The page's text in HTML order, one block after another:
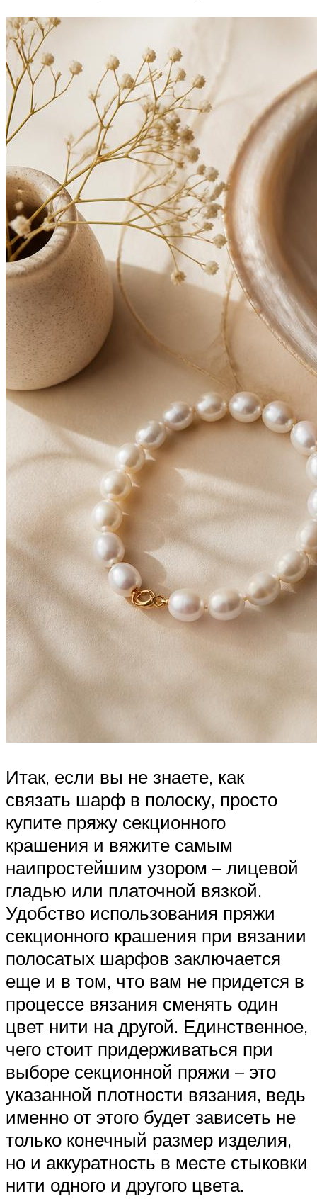
Итак, если вы не знаете, как
связать шарф в полоску, просто
купите пряжу секционного
крашения и вяжите самым
наипростейшим узором – лицевой
гладью или платочной вязкой.
Удобство использования пряжи
секционного крашения при вязании
полосатых шарфов заключается
еще и в том, что вам не придется в
процессе вязания сменять один
цвет нити на другой. Единственное,
чего стоит придерживаться при
выборе секционной пряжи – это
указанной плотности вязания, ведь
именно от этого будет зависеть не
только конечный размер изделия,
но и аккуратность в месте стыковки
нити одного и другого цвета.